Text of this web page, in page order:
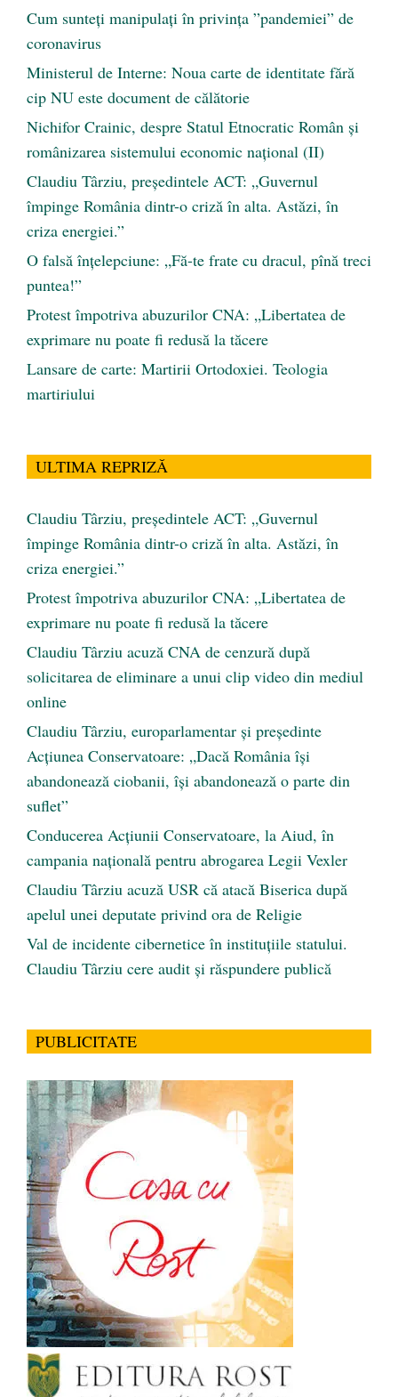
Cum sunteți manipulați în privința ”pandemiei” de
coronavirus
Ministerul de Interne: Noua carte de identitate fără
cip NU este document de călătorie
Nichifor Crainic, despre Statul Etnocratic Român şi
românizarea sistemului economic naţional (II)
Claudiu Târziu, președintele ACT: „Guvernul
împinge România dintr-o criză în alta. Astăzi, în
criza energiei.”
O falsă înțelepciune: „Fă-te frate cu dracul, pînă treci
puntea!”
Protest împotriva abuzurilor CNA: „Libertatea de
exprimare nu poate fi redusă la tăcere
Lansare de carte: Martirii Ortodoxiei. Teologia
martiriului
ULTIMA REPRIZĂ
Claudiu Târziu, președintele ACT: „Guvernul
împinge România dintr-o criză în alta. Astăzi, în
criza energiei.”
Protest împotriva abuzurilor CNA: „Libertatea de
exprimare nu poate fi redusă la tăcere
Claudiu Târziu acuză CNA de cenzură după
solicitarea de eliminare a unui clip video din mediul
online
Claudiu Târziu, europarlamentar și președinte
Acțiunea Conservatoare: „Dacă România își
abandonează ciobanii, își abandonează o parte din
suflet”
Conducerea Acțiunii Conservatoare, la Aiud, în
campania națională pentru abrogarea Legii Vexler
Claudiu Târziu acuză USR că atacă Biserica după
apelul unei deputate privind ora de Religie
Val de incidente cibernetice în instituțiile statului.
Claudiu Târziu cere audit și răspundere publică
PUBLICITATE